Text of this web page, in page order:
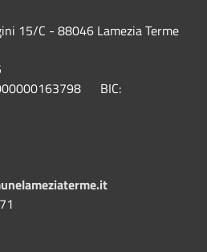
15/C - 88046 Lamezia Terme
BIC: